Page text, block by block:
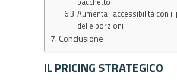
Aumenta l’accessibilità con
delle porzioni
Conclusione
IL PRICING STRATEGICO